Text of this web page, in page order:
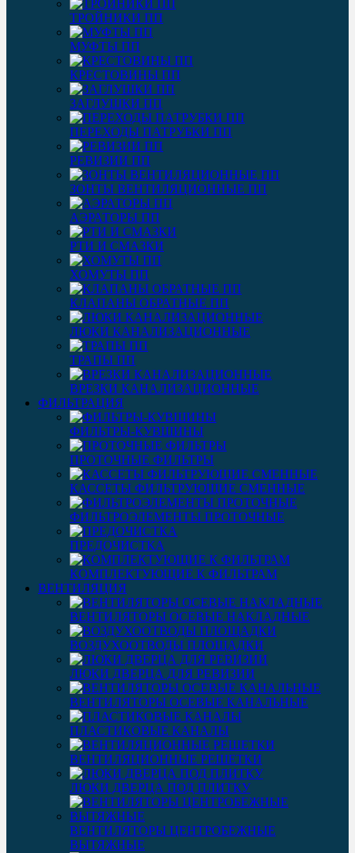
ТРОЙНИКИ ПП
МУФТЫ ПП
КРЕСТОВИНЫ ПП
ЗАГЛУШКИ ПП
ПЕРЕХОДЫ ПАТРУБКИ ПП
РЕВИЗИИ ПП
ЗОНТЫ ВЕНТИЛЯЦИОННЫЕ ПП
АЭРАТОРЫ ПП
РТИ И СМАЗКИ
ХОМУТЫ ПП
КЛАПАНЫ ОБРАТНЫЕ ПП
ЛЮКИ КАНАЛИЗАЦИОННЫЕ
ТРАПЫ ПП
ВРЕЗКИ КАНАЛИЗАЦИОННЫЕ
ФИЛЬТРАЦИЯ
ФИЛЬТРЫ-КУВШИНЫ
ПРОТОЧНЫЕ ФИЛЬТРЫ
КАССЕТЫ ФИЛЬТРУЮЩИЕ СМЕННЫЕ
ФИЛЬТРОЭЛЕМЕНТЫ ПРОТОЧНЫЕ
ПРЕДОЧИСТКА
КОМПЛЕКТУЮЩИЕ К ФИЛЬТРАМ
ВЕНТИЛЯЦИЯ
ВЕНТИЛЯТОРЫ ОСЕВЫЕ НАКЛАДНЫЕ
ВОЗДУХООТВОДЫ ПЛОЩАДКИ
ЛЮКИ ДВЕРЦА ДЛЯ РЕВИЗИИ
ВЕНТИЛЯТОРЫ ОСЕВЫЕ КАНАЛЬНЫЕ
ПЛАСТИКОВЫЕ КАНАЛЫ
ВЕНТИЛЯЦИОННЫЕ РЕШЕТКИ
ЛЮКИ ДВЕРЦА ПОД ПЛИТКУ
ВЕНТИЛЯТОРЫ ЦЕНТРОБЕЖНЫЕ
ВЫТЯЖНЫЕ